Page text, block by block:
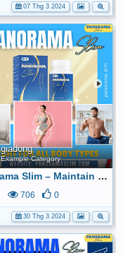
07 Thg 3 2024
giadong
Example Category
Panorama Slim – Maintain nutrient balance
706 0
30 Thg 3 2024